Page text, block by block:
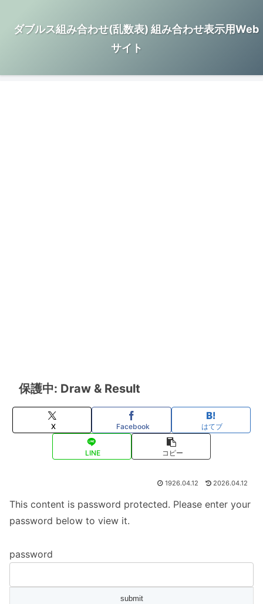
ダブルス組み合わせ(乱数表) 組み合わせ表示用Web
サイト
保護中: Draw & Result
X Facebook はてブ
LINE コピー
1926.04.12 2026.04.12
This content is password protected. Please enter your
password below to view it.
password